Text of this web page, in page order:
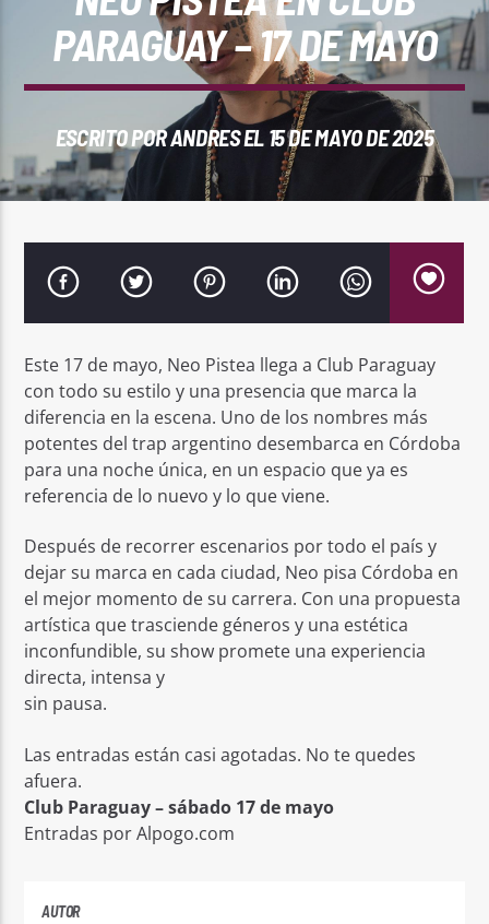
REPRODUCTOR WEB
PlayFM 95.9
PARAGUAY – 17 DE MAYO
ESCRITO PORANDRESEL 15 DE MAYO DE 2025
Este 17 de mayo, Neo Pistea llega a Club Paraguay
con todo su estilo y una presencia que marca la
diferencia en la escena. Uno de los nombres más
potentes del trap argentino desembarca en Córdoba
para una noche única, en un espacio que ya es
referencia de lo nuevo y lo que viene.
Después de recorrer escenarios por todo el país y
dejar su marca en cada ciudad, Neo pisa Córdoba en
el mejor momento de su carrera. Con una propuesta
artística que trasciende géneros y una estética
inconfundible, su show promete una experiencia
directa, intensa y
sin pausa.
Las entradas están casi agotadas. No te quedes
afuera.
Club Paraguay – sábado 17 de mayo
Entradas por Alpogo.com
AUTOR